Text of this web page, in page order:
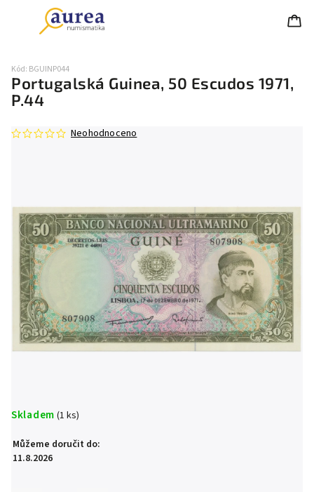
Portugalská Guinea, 50 Escudos 1971,
P.44
Kód: BGUINP044
Neohodnoceno
Skladem (1 ks)
Můžeme doručit do:
11.8.2026